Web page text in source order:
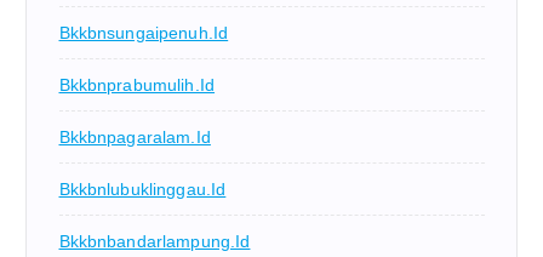
Bkkbnsungaipenuh.id
Bkkbnprabumulih.id
Bkkbnpagaralam.id
Bkkbnlubuklinggau.id
Bkkbnbandarlampung.id